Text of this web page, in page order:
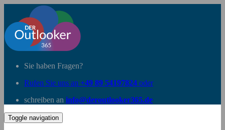
Sie haben Fragen?
Rufen Sie uns an +49 89 54197824 oder
schreiben an info@deroutlooker365.de
Toggle navigation